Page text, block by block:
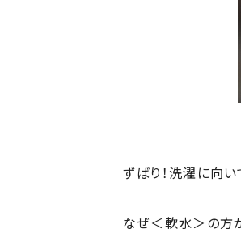
ずばり！洗濯に向
なぜ＜軟水＞の方